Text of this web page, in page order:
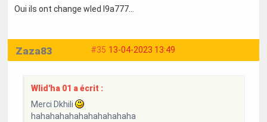
Oui ils ont change wled l9a777...
#35 13-04-2023 13:49
Zaza83
Wlid'ha 01 a écrit :
Merci Dkhili
hahahahahahahahahahaha